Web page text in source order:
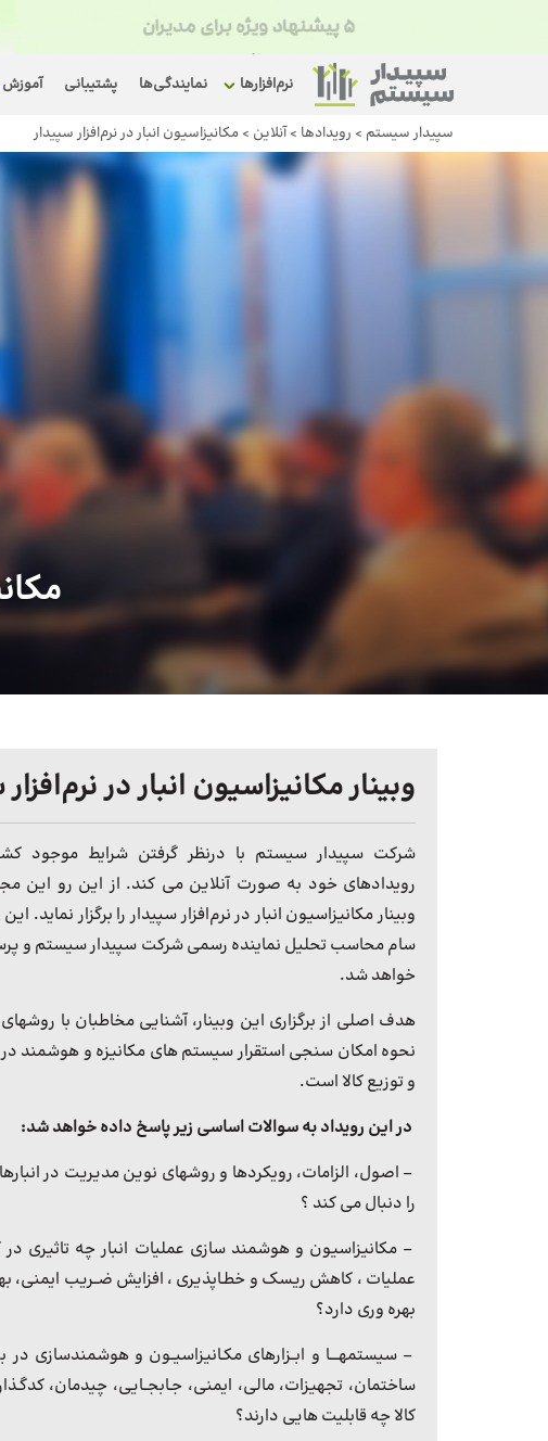
نرم‌افزارها نمایندگی‌ها پشتیبانی آموزش
سپیدار سیستم > رویداد‌ها >آنلاین > مکانیزاسیون انبار در نرم‌افزار سپیدار
وبینار مکانیزاسیون انبار در
شرکت سپیدار سیستم با درنظر گرفتن شرایط موجود
رویدادهای خود به صورت آنلاین می کند. از این رو این
وبینار مکانیزاسیون انبار در نرم‌افزار سپیدار را برگزار نماید.
سام محاسب تحلیل نماینده رسمی شرکت سپیدار سیستم و
خواهد شد.
هدف اصلی از برگزاری این وبینار، آشنایی مخاطبان با
نحوه امکان سنجی استقرار سیستم های مکانیزه و هوشمند در
و توزیع کالا است.
در این رویداد به سوالات اساسی زیر پاسخ داده خواهد شد:
– اصول، الزامات، رویکردها و روشهای نوین مدیریت در
را دنبال می کند ؟
– مکانیزاسیون و هوشمند سازی عملیات انبار چه تاثیری
عملیات ، کاهش ریسک و خطـاپذیری ، افزایش ضــریب ایمنی،
بهره وری دارد؟
– سیستمهــــا و ابــزارهای مکـانیزاسیــون و هوشمندسازی
ساختمان، تجهیزات، مالی، ایمنی، جـابجــایی، چیدمان،
کالا چه قابلیت هایی دارند؟